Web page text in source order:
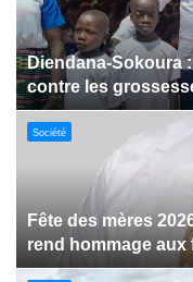
Dabakala:Le
innovations
Sport
Jeux